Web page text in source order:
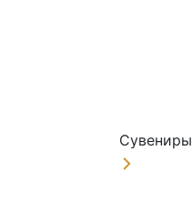
Сувениры